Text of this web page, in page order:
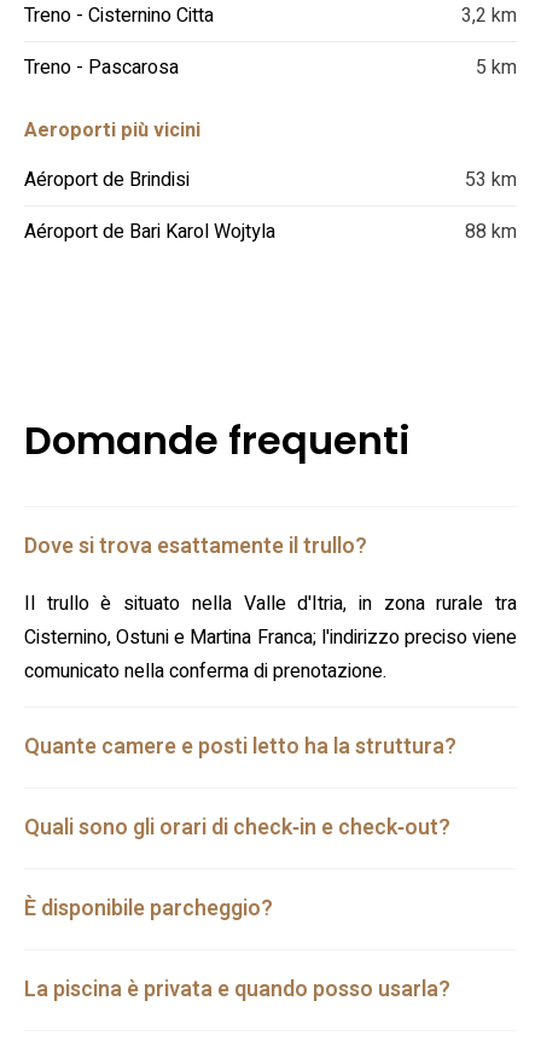
Treno - Cisternino Citta
3,2 km
Treno - Pascarosa
5 km
Aeroporti più vicini
Aéroport de Brindisi
53 km
Aéroport de Bari Karol Wojtyla
88 km
Domande frequenti
Dove si trova esattamente il trullo?
Il trullo è situato nella Valle d'Itria, in zona rurale tra
Cisternino, Ostuni e Martina Franca; l'indirizzo preciso viene
comunicato nella conferma di prenotazione.
Quante camere e posti letto ha la struttura?
Quali sono gli orari di check‑in e check‑out?
È disponibile parcheggio?
La piscina è privata e quando posso usarla?